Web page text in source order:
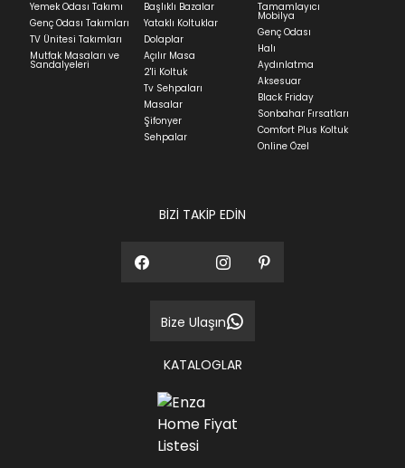
ve ürünün stok durumuna göre ortalama 5-24 iş
günüdür.
Panel ve Döşeme grubu ürün siparişlerinizin teslim
süresi yaşadığınız şehre ve ürünün stok durumuna
göre ortalama 30-45 iş günüdür.
Siparişlerim bölümünden sürecinizi takip edebilirsiniz.
Sıkça Sorulan Sorularbölümünü ziyaret
Yemek Odası Takımı
Genç Odası Takımları
TV Ünitesi Takımları
Mutfak Masaları ve
Sandalyeleri
Başlıklı Bazalar
Yataklı Koltuklar
Dolaplar
Açılır Masa
2'li Koltuk
Tv Sehpaları
Masalar
Şifonyer
Sehpalar
Tamamlayıcı
Mobilya
Genç Odası
Halı
Aydınlatma
Aksesuar
Black Friday
Sonbahar Fırsatları
Comfort Plus Koltuk
Online Özel
BİZİ TAKİP EDİN
Bize Ulaşın
KATALOGLAR